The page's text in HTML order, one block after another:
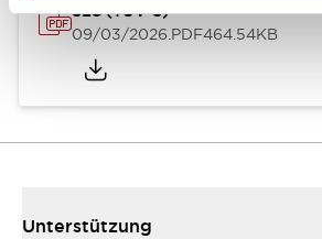
SLC (TUV-S)
09/03/2026.PDF464.54KB
Unterstützung